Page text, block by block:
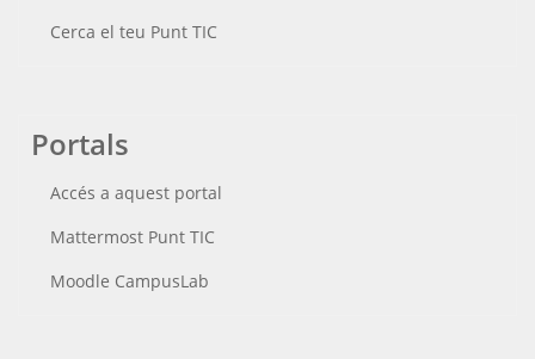
Cerca el teu Punt TIC
Portals
Accés a aquest portal
Mattermost Punt TIC
Moodle CampusLab